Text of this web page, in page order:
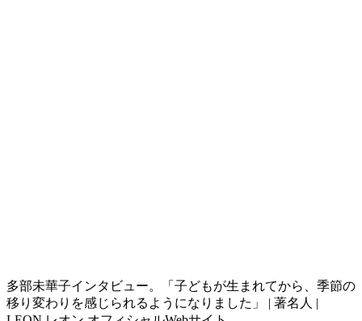
多部未華子インタビュー。「子どもが生まれてから、季節の
移り変わりを感じられるようになりました」 | 著名人 |